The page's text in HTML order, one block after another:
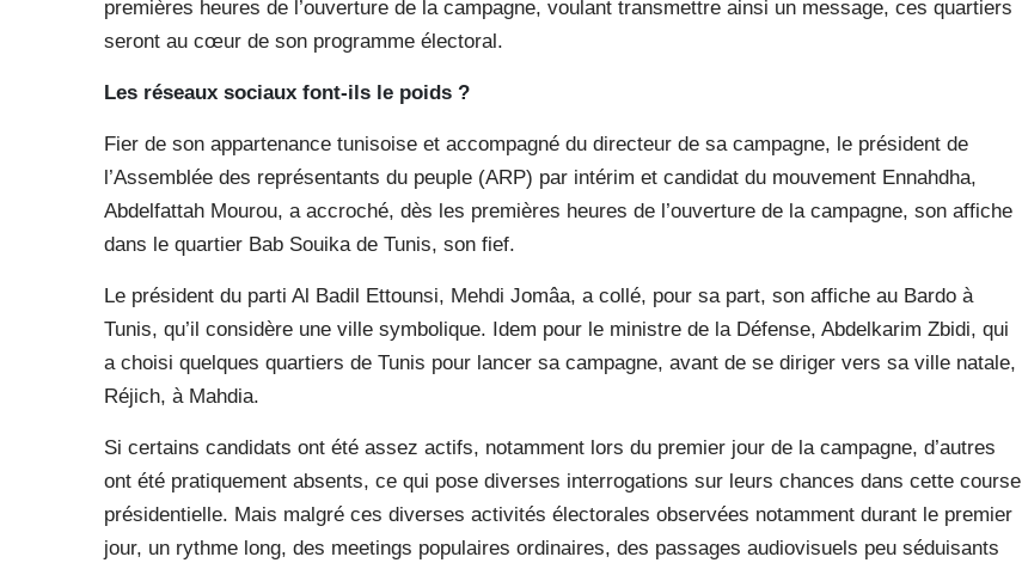
premières heures de l’ouverture de la campagne, voulant transmettre ainsi un message, ces quartiers
seront au cœur de son programme électoral.
Les réseaux sociaux font-ils le poids ?
Fier de son appartenance tunisoise et accompagné du directeur de sa campagne, le président de
l’Assemblée des représentants du peuple (ARP) par intérim et candidat du mouvement Ennahdha,
Abdelfattah Mourou, a accroché, dès les premières heures de l’ouverture de la campagne, son affiche
dans le quartier Bab Souika de Tunis, son fief.
Le président du parti Al Badil Ettounsi, Mehdi Jomâa, a collé, pour sa part, son affiche au Bardo à
Tunis, qu’il considère une ville symbolique. Idem pour le ministre de la Défense, Abdelkarim Zbidi, qui
a choisi quelques quartiers de Tunis pour lancer sa campagne, avant de se diriger vers sa ville natale,
Réjich, à Mahdia.
Si certains candidats ont été assez actifs, notamment lors du premier jour de la campagne, d’autres
ont été pratiquement absents, ce qui pose diverses interrogations sur leurs chances dans cette course
présidentielle. Mais malgré ces diverses activités électorales observées notamment durant le premier
jour, un rythme long, des meetings populaires ordinaires, des passages audiovisuels peu séduisants